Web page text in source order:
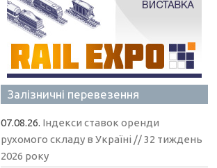
Залізничні перевезення
07.08.26. Індекси ставок оренди
рухомого складу в Україні // 32 тиждень
2026 року